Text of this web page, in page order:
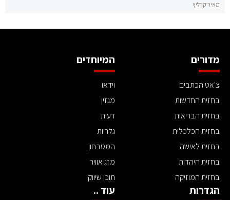
מאיר קרליץ
מדורים
צ'אט הכתבים
בחזית החדשות
בחזית הבריאות
בחזית הכלכלית
בחזית לאישה
בחזית היהדות
בחזית המוזיקה
המיוחדים
וידאו
מגזין
דעות
גלריות
המטבחון
מזג אוויר
תוכן שיווקי
הגדרות עוד ..